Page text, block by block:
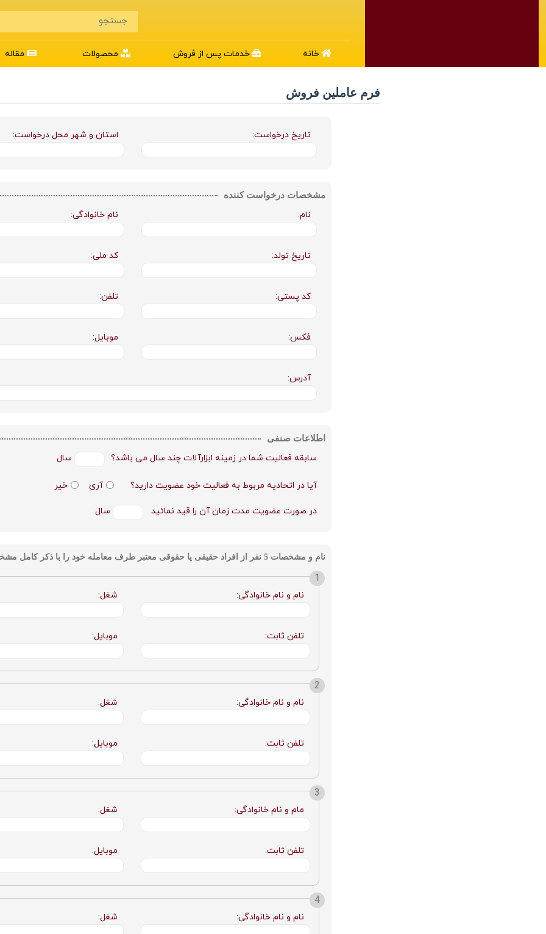
خانه خدمات پس از فروش محصولات مقاله
فرم عاملین فروش
تاریخ درخواست: استان و شهر محل درخواست:
مشخصات درخواست کننده
نام: نام خانوادگی:
تاریخ تولد: کد ملی:
کد پستی: تلفن:
فکس: موبایل:
آدرس:
اطلاعات صنفی
سابقه فعالیت شما در زمینه ابزارآلات چند سال می باشد؟ سال
آیا در اتحادیه مربوط به فعالیت خود عضویت دارید؟ آری خیر
در صورت عضویت مدت زمان آن را قید نمائید. سال
نام و مشخصات 5 نفر از افراد حقیقی یا حقوقی معتبر طرف معامله خود را با ذکر کامل مشخصات بیان فرمایید
نام و نام خانوادگی: شغل:
تلفن ثابت: موبایل:
نام و نام خانوادگی: شغل:
تلفن ثابت: موبایل:
مام و نام خانوادگی: شغل:
تلفن ثابت: موبایل:
نام و نام خانوادگی: شغل: